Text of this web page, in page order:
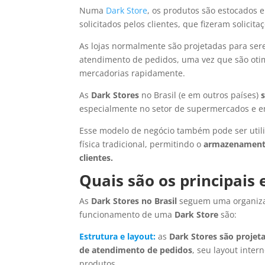
Numa Dark Store, os produtos são estocados
solicitados pelos clientes, que fizeram
As lojas normalmente são projetadas para
atendimento de pedidos, uma vez que são
mercadorias rapidamente.
As Dark Stores no Brasil (e em outros países)
especialmente no setor de supermercados e
Esse modelo de negócio também pode ser
física tradicional, permitindo o
clientes.
Quais são os principais
As Dark Stores no Brasil seguem uma
funcionamento de uma Dark Store são:
Estrutura e layout: as Dark Stores são
de atendimento de pedidos, seu layout